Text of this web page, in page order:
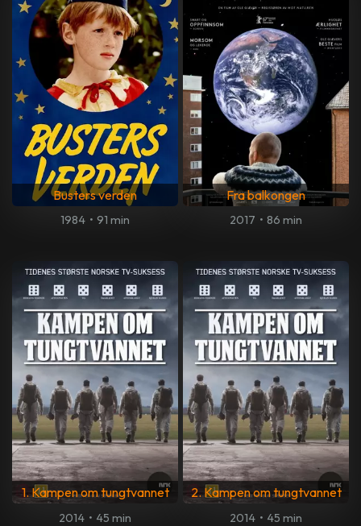
Busters verden
1984 • 91 min
Fra balkongen
2017 • 86 min
1. Kampen om tungtvannet
2014 • 45 min
2. Kampen om tungtvannet
2014 • 45 min